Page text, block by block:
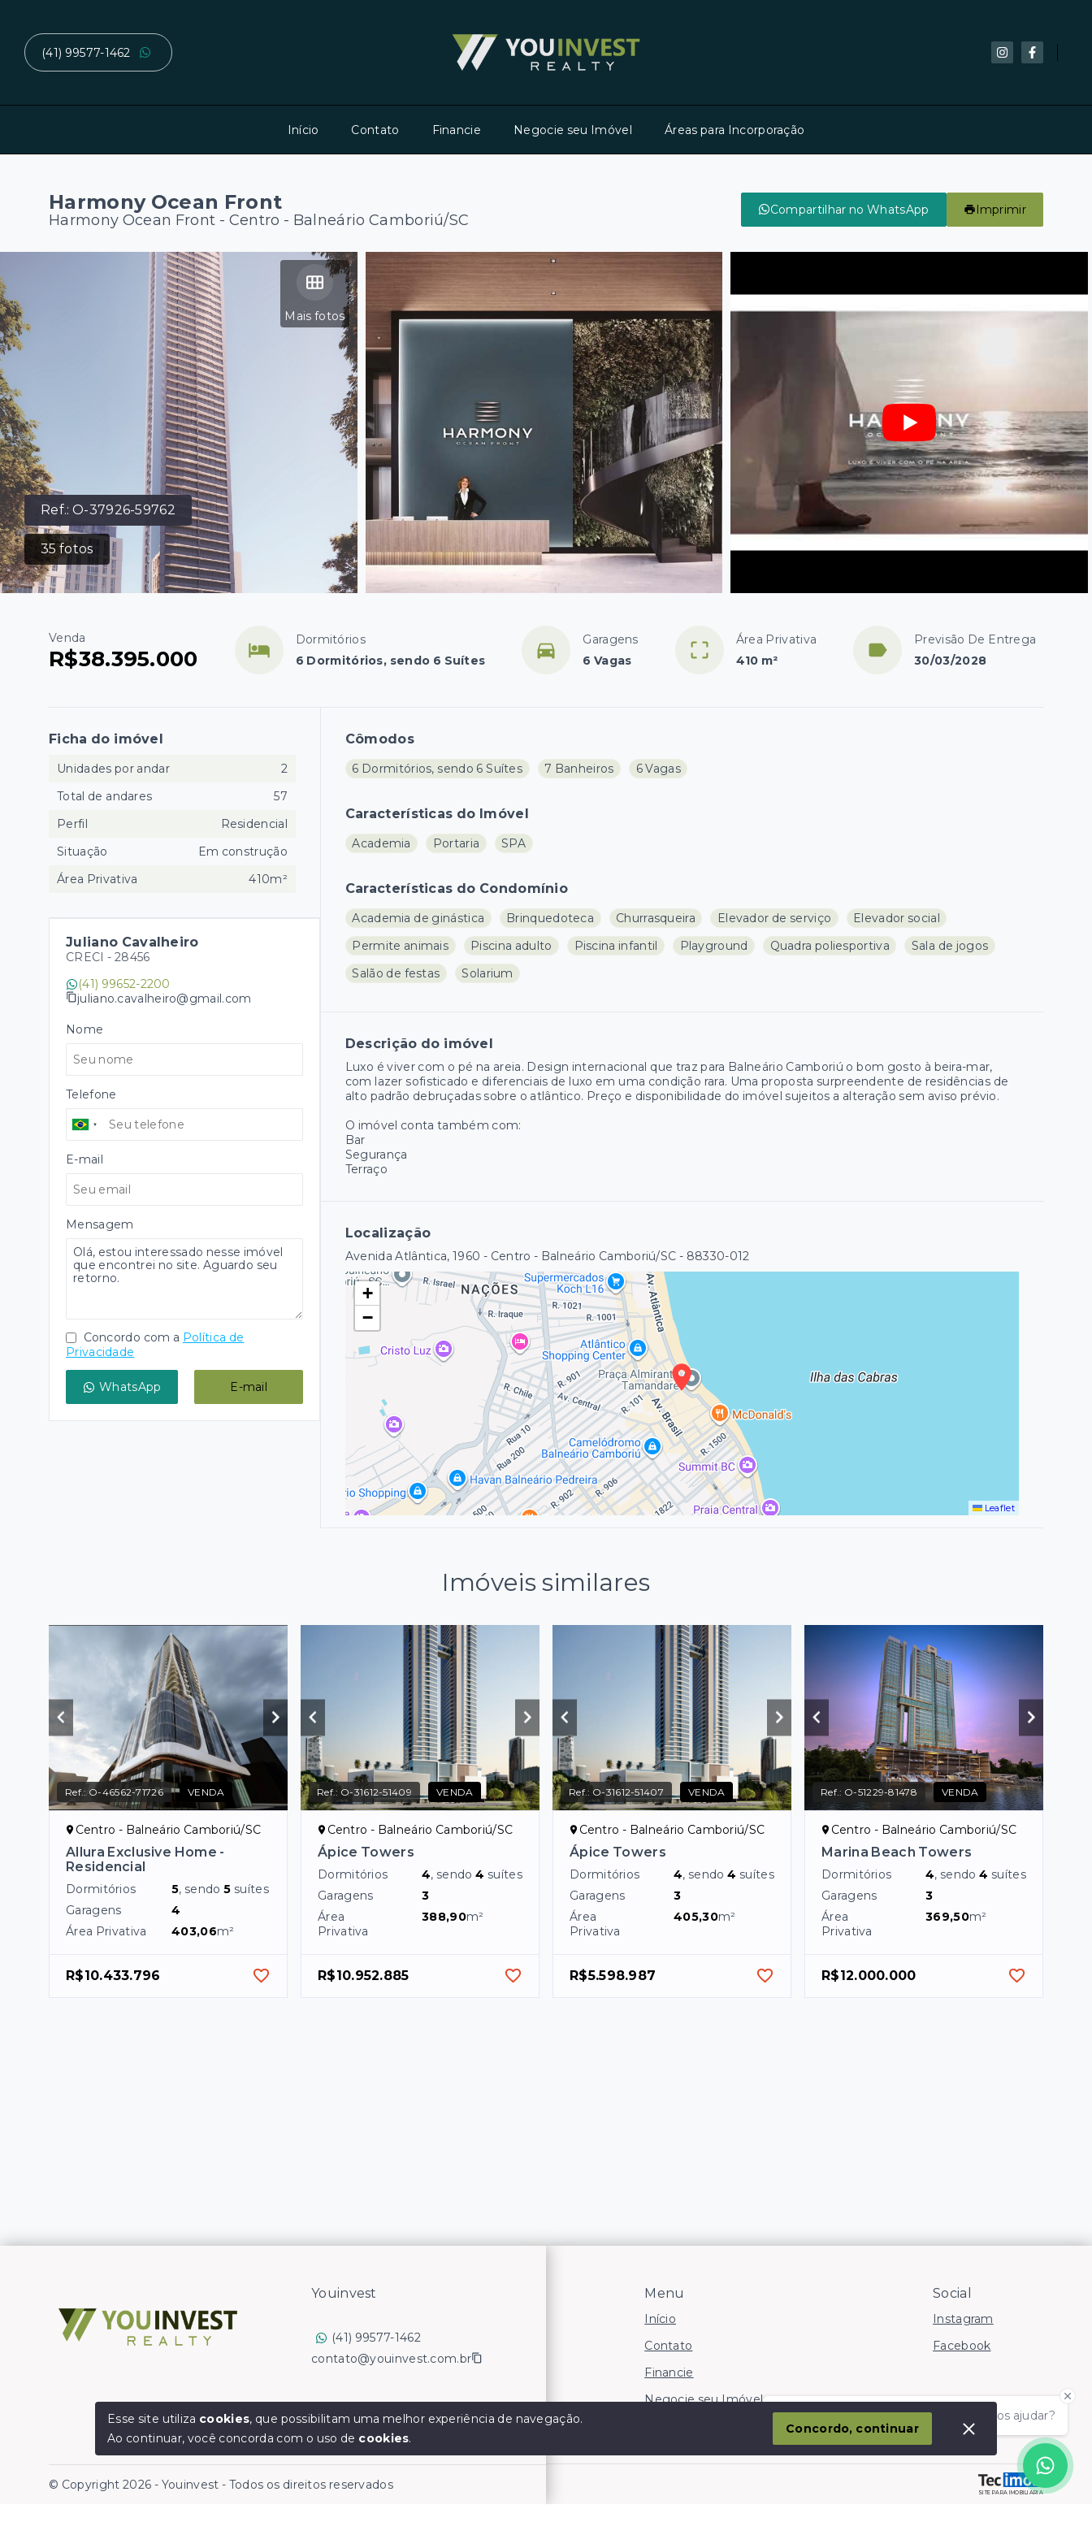
(41) 99577-1462
Início Contato Financie Negocie seu Imóvel Áreas para Incorporação
Harmony Ocean Front
Harmony Ocean Front - Centro - Balneário Camboriú/SC
Compartilhar no WhatsApp Imprimir
Ref.:O-37926-59762
35 fotos
Mais fotos
Venda
R$38.395.000
Dormitórios
6 Dormitórios, sendo 6 Suítes
Garagens
6 Vagas
Área Privativa
410 m²
Previsão De Entrega
30/03/2028
Cômodos
6 Dormitórios, sendo 6 Suítes 7 Banheiros 6 Vagas
Características do Imóvel
Academia Portaria SPA
Características do Condomínio
Academia de ginástica Brinquedoteca Churrasqueira Elevador de serviço
Elevador social
Permite animais
Piscina adulto Piscina infantil Playground Quadra poliesportiva
Sala de jogos
Salão de festas
Solarium
Descrição do imóvel
Luxo é viver com o pé na areia. Design internacional que traz para Balneário Camboriú o bom gosto à beira-mar,
com lazer sofisticado e diferenciais de luxo em uma condição rara. Uma proposta surpreendente de residências de
alto padrão debruçadas sobre o atlântico. Preço e disponibilidade do imóvel sujeitos a alteração sem aviso prévio.
O imóvel conta também com:
Bar
Segurança
Terraço
Localização
Avenida Atlântica, 1960 - Centro - Balneário Camboriú/SC - 88330-012
+
−
Leaflet
Ficha do imóvel
Unidades por andar
2
Total de andares
57
Perfil
Residencial
Situação
Em construção
Área Privativa
410m²
Juliano Cavalheiro
CRECI - 28456
(41) 99652-2200
juliano.cavalheiro@gmail.com
Nome
Telefone
E-mail
Mensagem
Concordo com a Política de
Privacidade
WhatsApp E-mail
Imóveis similares
Ref.: O-46562-71726 VENDA
Centro - Balneário Camboriú/SC
Allura Exclusive Home -
Residencial
Dormitórios 5, sendo5 suítes
Garagens
4
Área Privativa
403,06m²
R$10.433.796
Ref.: O-31612-51409 VENDA
Centro - Balneário Camboriú/SC
Ápice Towers
Dormitórios 4, sendo4 suítes
Garagens
3
Área
Privativa
388,90m²
R$10.952.885
Ref.: O-31612-51407 VENDA
Centro - Balneário Camboriú/SC
Ápice Towers
Dormitórios 4, sendo4 suítes
Garagens
3
Área
Privativa
405,30m²
R$5.598.987
Ref.: O-51229-81478 VENDA
Centro - Balneário Camboriú/SC
Marina Beach Towers
Dormitórios 4, sendo4 suítes
Garagens
3
Área
Privativa
369,50m²
R$12.000.000
Olá! somos da Linkmob, como podemos ajudar?
Menu
Início
Contato
Financie
Negocie seu Imóvel
Social
Instagram
Facebook
SITE PARA IMOBILIARIA
Youinvest
(41) 99577-1462
contato@youinvest.com.br
© Copyright 2026 - Youinvest - Todos os direitos reservados
Esse site utiliza cookies, que possibilitam uma melhor experiência de navegação.
Ao continuar, você concorda com o uso de cookies.
Concordo, continuar